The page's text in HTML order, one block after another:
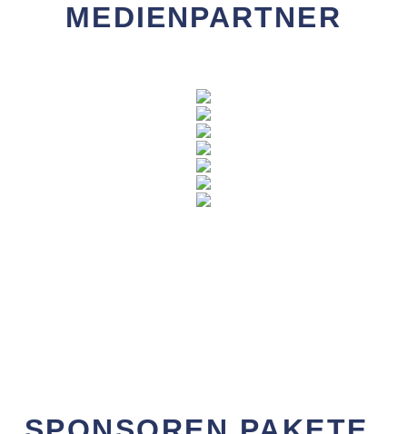
MEDIENPARTNER